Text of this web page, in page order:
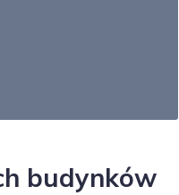
budynków